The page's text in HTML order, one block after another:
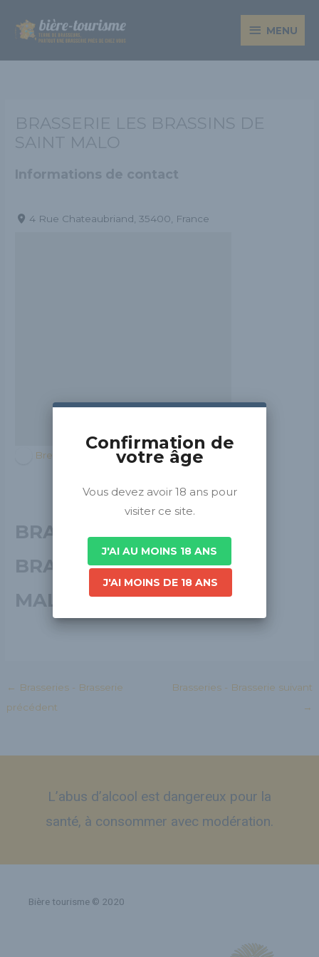
contenu
MENU
MENU
BRASSERIE LES BRASSINS DE
SAINT MALO
Informations de contact
4 Rue Chateaubriand, 35400, France
Bretagne
BRASSERIE LES
BRASSINS DE SAINT
MALO
← Brasseries - Brasserie
précédent
Brasseries - Brasserie suivant
→
L’abus d’alcool est dangereux pour la
santé, à consommer avec modération.
Bière tourisme © 2020
Confirmation de
votre âge
Vous devez avoir 18 ans pour
visiter ce site.
J'AI AU MOINS 18 ANS
J'AI MOINS DE 18 ANS